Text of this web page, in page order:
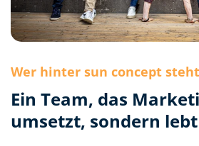
Wer hinter sun concept steht
Ein Team, das
umsetzt, sondern lebt